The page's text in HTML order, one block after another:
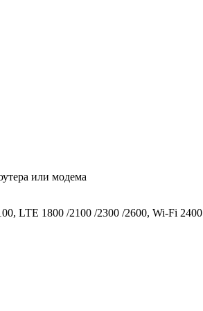
или модема
LTE 1800 /2100 /2300 /2600, Wi-Fi 2400